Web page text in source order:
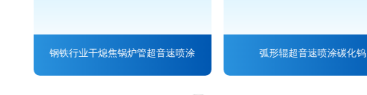
钢铁行业干熄焦锅炉管超音速喷涂 弧形辊超音速喷涂碳化钨